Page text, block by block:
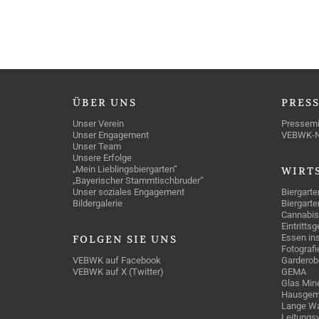
ÜBER UNS
Unser Verein
Unser Engagement
Unser Team
Unsere Erfolge
„Mein Lieblingsbiergarten“
„Bayerischer Stammtischbruder“
Unser soziales Engagement
Bildergalerie
FOLGEN SIE UNS
VEBWK auf Facebook
VEBWK auf X (Twitter)
VEBWK-
Essen
GEMA
Glas
Lange